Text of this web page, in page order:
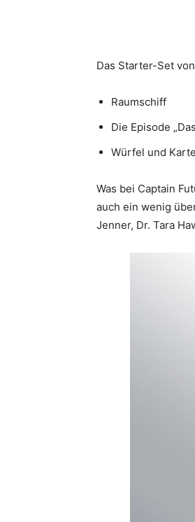
Das Starter-Set
Raumschiff
Die Episode
Würfel und
Was bei Captain
auch ein wenig
Jenner, Dr. Tara